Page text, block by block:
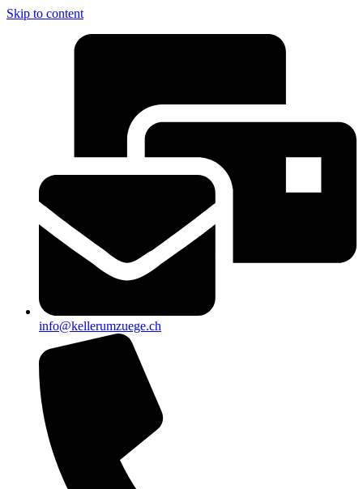
Skip to content
info@kellerumzuege.ch